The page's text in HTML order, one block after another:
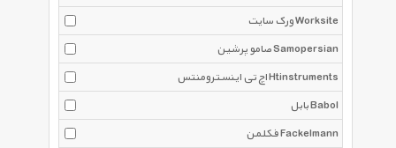
ورک سایت Worksite
صامو پرشین Samopersian
اچ تی اینسترومنتس Htinstruments
بابل Babol
فکلمن Fackelmann